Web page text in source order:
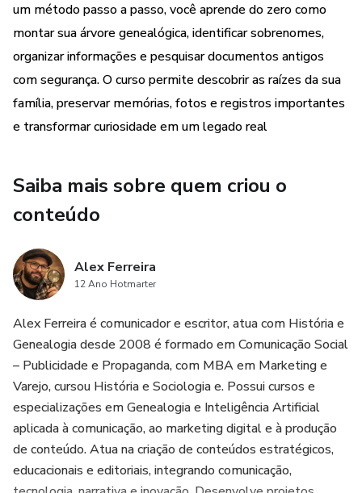
Tudo explicado de forma simples, prática e passo a passo.
O método foi desenvolvido por Alex Ferreira, pesquisador
dedicado ao resgate da história das famílias e da memória
dos sobrenomes.
✔ Suporte por email: historiadafamilia@outlook.com.br
✔ Método simples e fácil de aplicar
✔ Ideal para iniciantes
✔ Comunidade exclusiva
✔ Suporte por email
✔ Bônus especial incluído
Mais de 1.832 alunos já começaram a pesquisar a história
um método passo a passo, você aprende do zero como
montar sua árvore genealógica, identificar sobrenomes,
organizar informações e pesquisar documentos antigos
com segurança. O curso permite descobrir as raízes da sua
família, preservar memórias, fotos e registros importantes
e transformar curiosidade em um legado real
Saiba mais sobre quem criou o
conteúdo
Alex Ferreira
12 Ano Hotmarter
Alex Ferreira é comunicador e escritor, atua com História e
Genealogia desde 2008 é formado em Comunicação Social
– Publicidade e Propaganda, com MBA em Marketing e
Varejo, cursou História e Sociologia e. Possui cursos e
especializações em Genealogia e Inteligência Artificial
aplicada à comunicação, ao marketing digital e à produção
de conteúdo. Atua na criação de conteúdos estratégicos,
educacionais e editoriais, integrando comunicação,